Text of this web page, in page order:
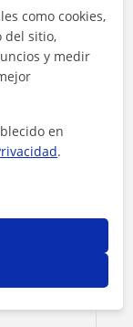
20€/h
como cookies,
del sitio,
y medir
en
.